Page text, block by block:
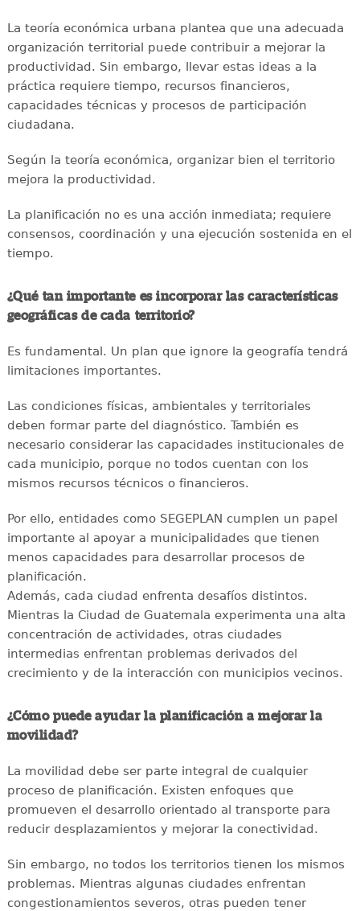
La teoría económica urbana plantea que una adecuada
organización territorial puede contribuir a mejorar la
productividad. Sin embargo, llevar estas ideas a la
práctica requiere tiempo, recursos financieros,
capacidades técnicas y procesos de participación
ciudadana.
Según la teoría económica, organizar bien el territorio
mejora la productividad.
La planificación no es una acción inmediata; requiere
consensos, coordinación y una ejecución sostenida en el
tiempo.
¿Qué tan importante es incorporar las características
geográficas de cada territorio?
Es fundamental. Un plan que ignore la geografía tendrá
limitaciones importantes.
Las condiciones físicas, ambientales y territoriales
deben formar parte del diagnóstico. También es
necesario considerar las capacidades institucionales de
cada municipio, porque no todos cuentan con los
mismos recursos técnicos o financieros.
Por ello, entidades como SEGEPLAN cumplen un papel
importante al apoyar a municipalidades que tienen
menos capacidades para desarrollar procesos de
planificación.
Además, cada ciudad enfrenta desafíos distintos.
Mientras la Ciudad de Guatemala experimenta una alta
concentración de actividades, otras ciudades
intermedias enfrentan problemas derivados del
crecimiento y de la interacción con municipios vecinos.
¿Cómo puede ayudar la planificación a mejorar la
movilidad?
La movilidad debe ser parte integral de cualquier
proceso de planificación. Existen enfoques que
promueven el desarrollo orientado al transporte para
reducir desplazamientos y mejorar la conectividad.
Sin embargo, no todos los territorios tienen los mismos
problemas. Mientras algunas ciudades enfrentan
congestionamientos severos, otras pueden tener